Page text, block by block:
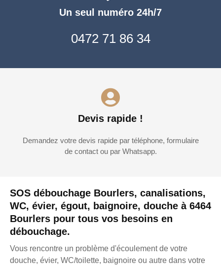
SOS débouchage Bourlers, canalisations,
WC, évier, égout, baignoire, douche à 6464
Bourlers pour tous vos besoins en
débouchage.
Vous rencontre un problème d'écoulement de votre
douche, évier, WC/toilette, baignoire ou autre dans votre
Un seul numéro 24h/7
0472 71 86 34
Devis rapide !
Demandez votre devis rapide par téléphone, formulaire
de contact ou par Whatsapp.